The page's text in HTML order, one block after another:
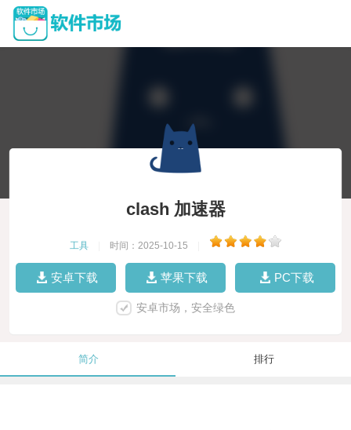
clash 加速器
工具 时间：2025-10-15
安卓下载 苹果下载 PC下载
安卓市场，安全绿色
简介 排行